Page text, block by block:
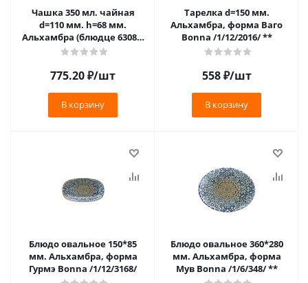
Чашка 350 мл. чайная
d=110 мм. h=68 мм.
Альхамбра (блюдце 63083)
Bonna /1/6/456/
775.20₽/шт
В корзину
Тарелка d=150 мм.
Альхамбра, форма Ваго
Bonna /1/12/2016/ **
558₽/шт
В корзину
Блюдо овальное 150*85
мм. Альхамбра, форма
Гурмэ Bonna /1/12/3168/
Блюдо овальное 360*280
мм. Альхамбра, форма
Мув Bonna /1/6/348/ **